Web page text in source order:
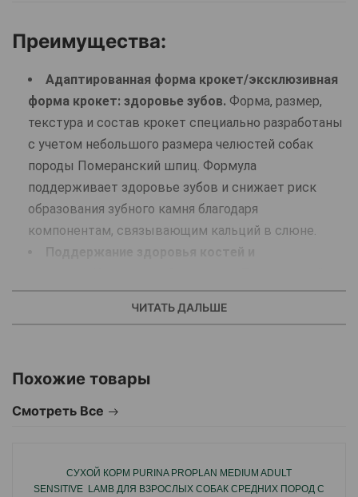
Преимущества:
Адаптированная форма крокет/эксклюзивная
форма крокет: здоровье зубов. Форма, размер,
текстура и состав крокет специально разработаны
с учетом небольшого размера челюстей собак
породы Померанский шпиц. Формула
поддерживает здоровье зубов и снижает риск
образования зубного камня благодаря
компонентам, связывающим кальций в слюне.
Поддержание здоровья костей и
шпиц способствует поддержанию здоровья
костей и суставов благодаря оптимальному
Поддержание здоровья кожи и
шерсти.Красивая шерсть с плотным, густым
Уникальная формула продукта помогает
поддерживать барьерную функцию кожи,
ЧИТАТЬ ДАЛЬШЕ
Похожие товары
Смотреть Все
СУХОЙ КОРМ PURINA PROPLAN MEDIUM ADULT
SENSITIVE LAMB ДЛЯ ВЗРОСЛЫХ СОБАК СРЕДНИХ ПОРОД С